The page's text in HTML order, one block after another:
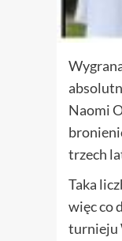
Naomi
trzech
Taka
więc co
turnieju